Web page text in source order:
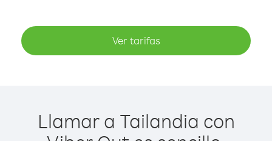
Ver tarifas
Llamar a Tailandia con